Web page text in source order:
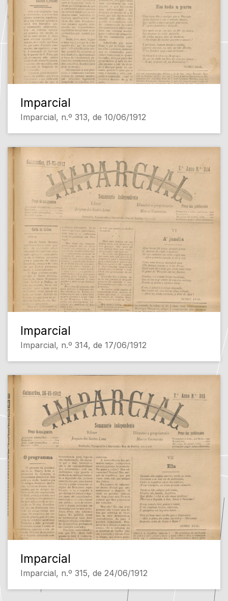
Imparcial
Imparcial, n.º 313, de 10/06/1912
Imparcial
Imparcial, n.º 314, de 17/06/1912
Imparcial
Imparcial, n.º 315, de 24/06/1912